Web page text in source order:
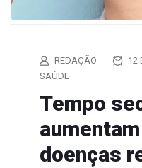
REDAÇÃO
12
SAÚDE
Tempo
doenças